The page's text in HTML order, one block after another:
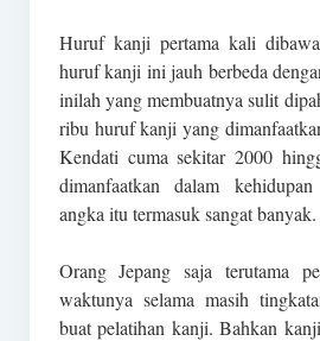
Huruf kanji pertama kali
huruf kanji ini jauh berbeda
inilah yang membuatnya sulit
ribu huruf kanji yang
Kendati cuma sekitar 2000
dimanfaatkan dalam
angka itu termasuk sangat banyak.
Orang Jepang saja terutama
waktunya selama masih
buat pelatihan kanji. Bahkan